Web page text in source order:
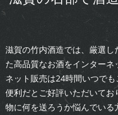
滋賀の竹内酒造では、厳選
た高品質なお酒をインター
ネット販売は24時間いつで
便利だとご好評いただいて
物に何を送ろうか悩んでいる